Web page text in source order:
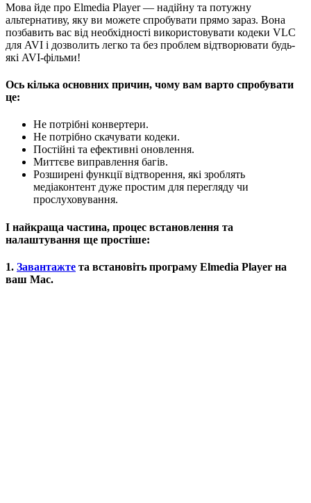
Мова йде про Elmedia Player — надійну та потужну
альтернативу, яку ви можете спробувати прямо зараз. Вона
позбавить вас від необхідності використовувати кодеки VLC
для AVI і дозволить легко та без проблем відтворювати будь-
які AVI-фільми!
Ось кілька основних причин, чому вам варто спробувати
це:
Не потрібні конвертери.
Не потрібно скачувати кодеки.
Постійні та ефективні оновлення.
Миттєве виправлення багів.
Розширені функції відтворення, які зроблять
медіаконтент дуже простим для перегляду чи
прослуховування.
І найкраща частина, процес встановлення та
налаштування ще простіше:
1. Завантажте та встановіть програму Elmedia Player на
ваш Mac.